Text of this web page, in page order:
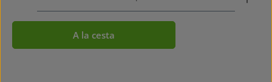
A la cesta